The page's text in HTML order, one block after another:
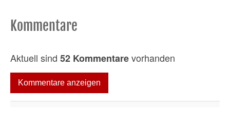
Kommentare
Aktuell sind 52 Kommentarevorhanden
Kommentare anzeigen